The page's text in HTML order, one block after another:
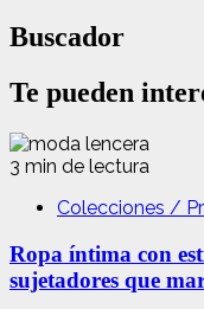
Buscador
Te pueden
3 min de lectura
Colecciones /
Ropa íntima con
sujetadores que